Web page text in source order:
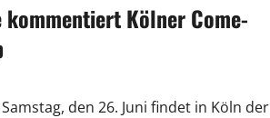
kommentiert Kölner Come-
den 26. Juni findet in Köln der